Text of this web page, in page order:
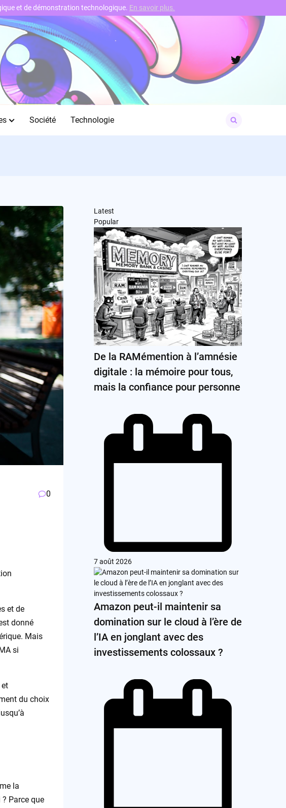
Twitter
Société Technologie
for:
0
et de
donné
Mais
si
du choix
la
Parce que
Latest
Popular
De la RAMémention à l’amnésie
digitale : la mémoire pour tous,
mais la confiance pour personne
7 août 2026
Amazon peut-il maintenir sa
domination sur le cloud à l’ère de
l’IA en jonglant avec des
investissements colossaux ?
et de démonstration technologique. En savoir plus.